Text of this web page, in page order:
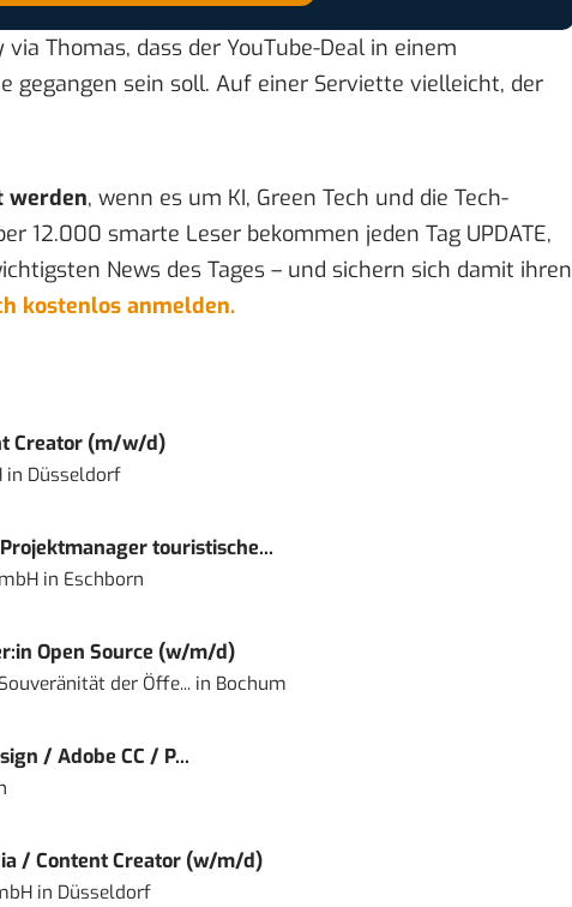
via Thomas, dass der YouTube-Deal in einem
gegangen sein soll. Auf einer Serviette vielleicht, der
werden, wenn es um KI, Green Tech und die Tech-
12.000 smarte Leser bekommen jeden Tag UPDATE,
News des Tages – und sichern sich damit ihren
kostenlos anmelden.
Creator (m/w/d)
in Düsseldorf
touristische...
in Eschborn
Open Source (w/m/d)
der Öffe...in Bochum
/ Adobe CC / P...
/ Content Creator (w/m/d)
in Düsseldorf